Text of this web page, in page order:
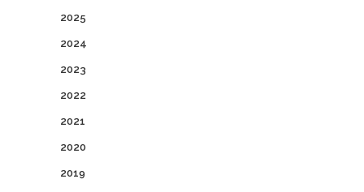
2025
2024
2023
2022
2021
2020
2019